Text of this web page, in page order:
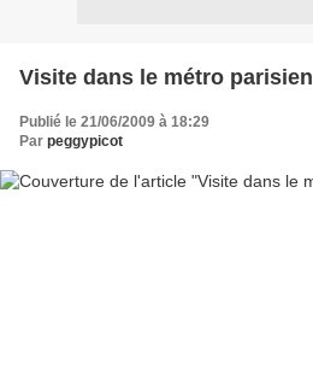
Visite dans le métro parisien
Publié le 21/06/2009 à 18:29
Par peggypicot